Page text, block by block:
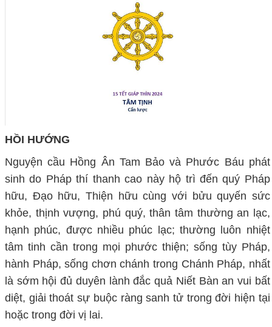
HỒI HƯỚNG
Nguyện cầu Hồng Ân Tam Bảo và Phước Báu phát
sinh do Pháp thí thanh cao này hộ trì đến quý Pháp
hữu, Đạo hữu, Thiện hữu cùng với bửu quyến sức
khỏe, thịnh vượng, phú quý, thân tâm thường an lạc,
hạnh phúc, được nhiều phúc lạc; thường luôn nhiệt
tâm tinh cần trong mọi phước thiện; sống tùy Pháp,
hành Pháp, sống chơn chánh trong Chánh Pháp, nhất
là sớm hội đủ duyên lành đắc quả Niết Bàn an vui bất
diệt, giải thoát sự buộc ràng sanh tử trong đời hiện tại
hoặc trong đời vị lai.